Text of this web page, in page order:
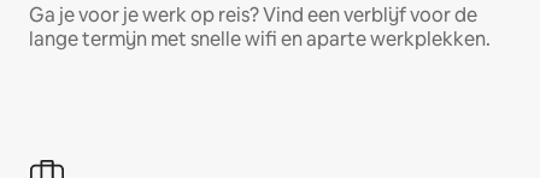
Ga je voor je werk op reis? Vind een verblijf voor de
lange termijn met snelle wifi en aparte werkplekken.